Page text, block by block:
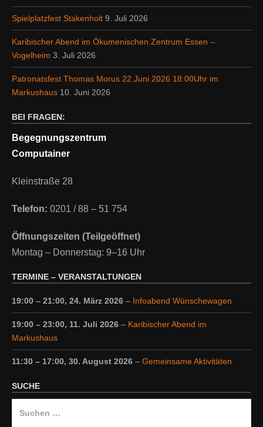
Spielplatzfest Stakenholt 9. Juli 2026
Karibischer Abend im Ökumenischen Zentrum Essen –
Vogelheim 3. Juli 2026
Patronatsfest Thomas Morus 22.Juni 2026 18:00Uhr im
Markushaus 10. Juni 2026
BEI FRAGEN:
Begegnungszentrum
Computainer
Kleinstraße 28
Telefon: 0201 / 88 – 51 754
Öffnungszeiten (Teilgeöffnet)
Montag – Donnerstag: 9–16 Uhr
TERMINE – VERANSTALTUNGEN
19:00 – 21:00, 24. März 2026 – Infoabend Wünschewagen
19:00 – 23:00, 11. Juli 2026 – Karibischer Abend im
Markushaus
11:30 – 17:00, 30. August 2026 – Gemeinsame Aktivitäten
SUCHE